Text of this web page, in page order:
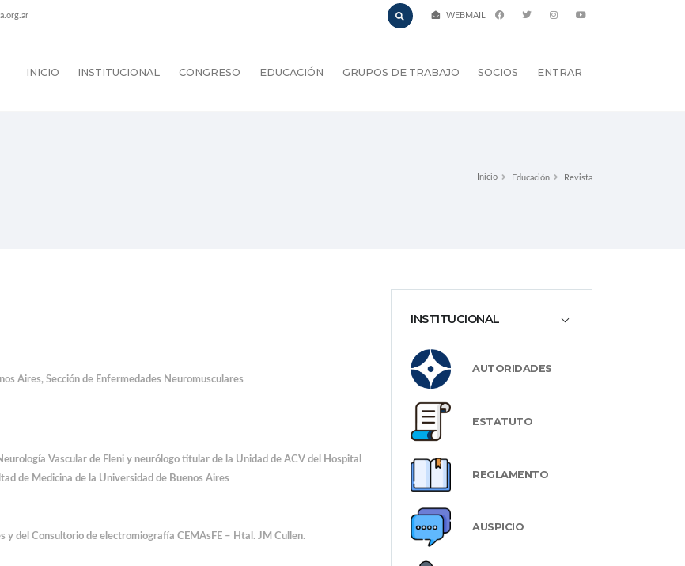
WEBMAIL
INICIO INSTITUCIONAL CONGRESO EDUCACIÓN GRUPOS DE TRABAJO SOCIOS ENTRAR
Inicio Educación Revista
INSTITUCIONAL
AUTORIDADES
ESTATUTO
REGLAMENTO
AUSPICIO
Aires, Sección de Enfermedades Neuromusculares
Vascular de Fleni y neurólogo titular de la Unidad de ACV del Hospital
de Medicina de la Universidad de Buenos Aires
y del Consultorio de electromiografía CEMAsFE – Htal. JM Cullen.